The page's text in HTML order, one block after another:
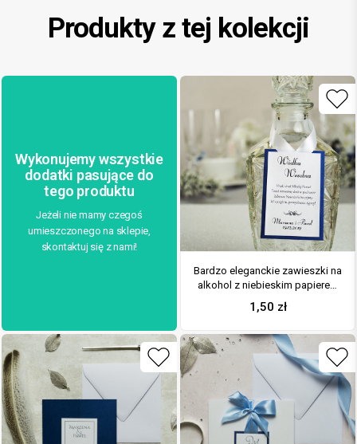
Produkty z tej kolekcji
Wykonujemy wszystkie
dodatki pasujące do
tego produktu
Jeżeli nie mamy czegoś
umieszczonego na sklepie,
skontaktuj się z nami!
Bardzo eleganckie zawieszki na
alkohol z niebieskim papierem
perłowym, przyklejanym
motywem tekstowym, cyrkonią i
1,50 zł